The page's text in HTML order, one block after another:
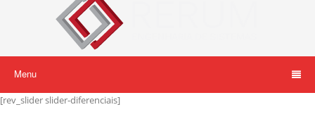
Menu
[rev_slider slider-diferenciais]